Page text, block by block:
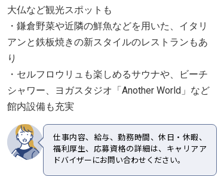
大仏など観光スポットも
・鎌倉野菜や近隣の鮮魚などを用いた、イタリ
アンと鉄板焼きの新スタイルのレストランもあ
り
・セルフロウリュも楽しめるサウナや、ビーチ
シャワー、ヨガスタジオ「Another World」など
館内設備も充実
仕事内容、給与、勤務時間、休日・休暇、
福利厚生、応募資格の詳細は、キャリアア
ドバイザーにお問い合わせください。